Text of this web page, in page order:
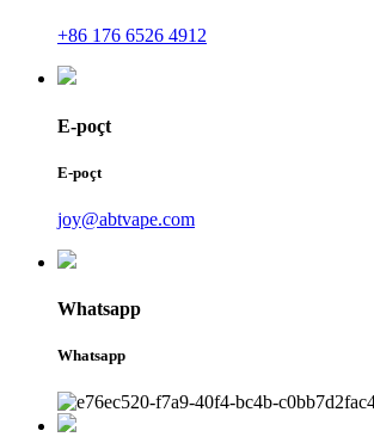
+86 176 6526 4912
E-poçt
E-poçt
joy@abtvape.com
Whatsapp
Whatsapp